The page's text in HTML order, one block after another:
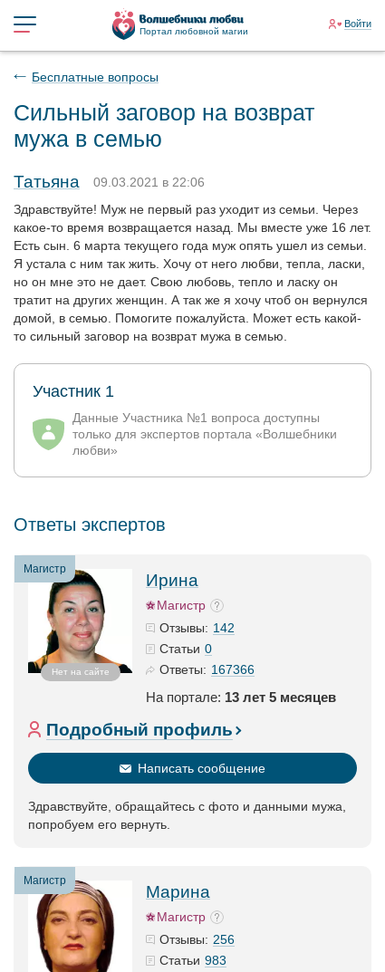
Портал любовной магии
Войти
Бесплатные вопросы
Сильный заговор на возврат
мужа в семью
Татьяна
09.03.2021 в 22:06
Здравствуйте! Муж не первый раз уходит из семьи. Через
какое-то время возвращается назад. Мы вместе уже 16 лет.
Есть сын. 6 марта текущего года муж опять ушел из семьи.
Я устала с ним так жить. Хочу от него любви, тепла, ласки,
но он мне это не дает. Свою любовь, тепло и ласку он
тратит на других женщин. А так же я хочу чтоб он вернулся
домой, в семью. Помогите пожалуйста. Может есть какой-
то сильный заговор на возврат мужа в семью.
Участник 1
Данные Участника №1 вопроса доступны
только для экспертов портала «Волшебники
любви»
Ответы экспертов
Магистр
Нет на сайте
Ирина
Магистр
Отзывы: 142
Статьи 0
Ответы: 167366
На портале: 13 лет 5 месяцев
Подробный профиль
Написать сообщение
Здравствуйте, обращайтесь с фото и данными мужа,
попробуем его вернуть.
Магистр
Марина
Магистр
Отзывы: 256
Статьи 983